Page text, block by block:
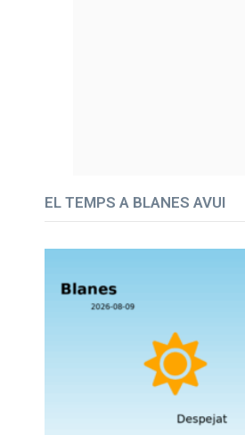
EL TEMPS A BLANES AVUI